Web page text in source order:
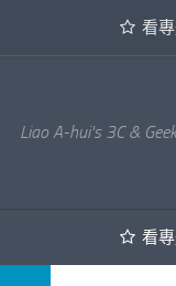
看
Liao A-hui's 3C &
看